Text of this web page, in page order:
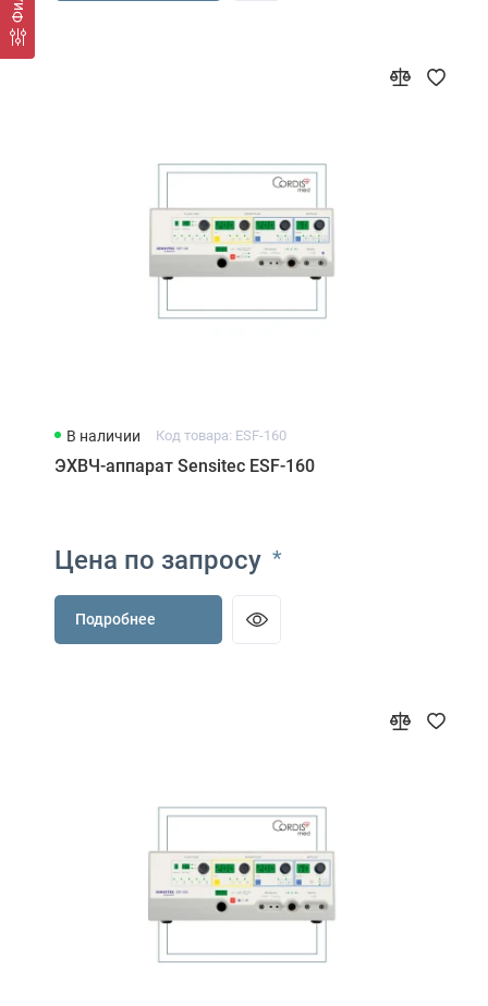
В наличии Код товара: ESF-160
ЭХВЧ-аппарат Sensitec ESF-160
Цена по запросу *
Подробнее